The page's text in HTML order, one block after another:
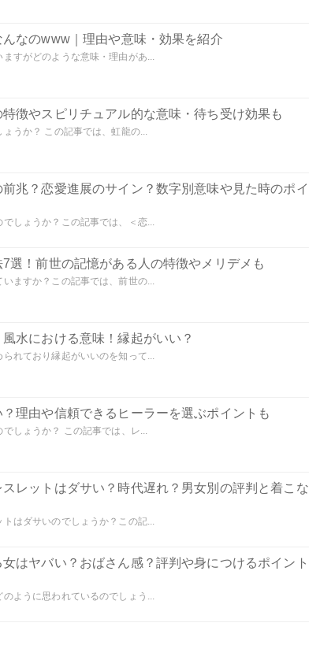
なのwww｜理由や意味・効果を紹介
すがどのような意味・理由があ...
徴やスピリチュアル的な意味・待ち受け効果も
ょうか？ この記事では、虹龍の...
兆？恋愛進展のサイン？数字別意味や見た時のポイ
しょうか？この記事では、＜恋...
選！前世の記憶がある人の特徴やメリデメも
ますか？この記事では、前世の...
水における意味！縁起がいい？
れており縁起がいいのを知って...
理由や信頼できるヒーラーを選ぶポイントも
しょうか？ この記事では、レ...
レットはダサい？時代遅れ？男女別の評判と着こな
はダサいのでしょうか？この記...
はヤバい？おばさん感？評判や身につけるポイント
ように思われているのでしょう...